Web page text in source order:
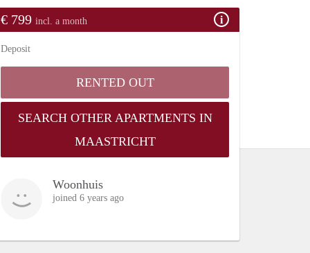
€ 799 incl. a month
Deposit
RENTED OUT
SEARCH OTHER APARTMENTS IN
MAASTRICHT
Woonhuis
joined 6 years ago